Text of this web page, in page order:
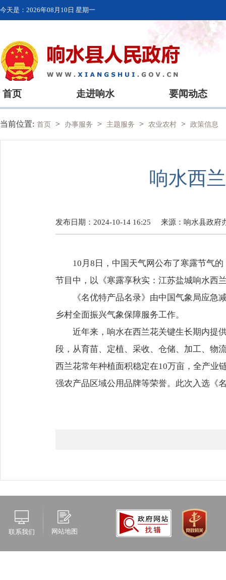
今天是： 2026年08月10日 星期一
首页 走进响水 要闻动态
当前位置: 首页 > 办事服务 > 主题服务 > 农业农村 > 政策信息
响水西
发布日期：2024-10-14 16:25 来源： 响水县政府
10月8日，中国天气网公布了寒露节气
节目中，以《寒露享秋实：江苏盐城响水西
《名优特产品名录》由中国气象局应
乡村全面振兴气象保障服务工作。
近年来，响水在西兰花关键生长期内提
段，从育苗、定植、采收、仓储、加工、物
西兰花常年种植面积稳定在10万亩，全产业
强农产品区域公用品牌等荣誉。此次入选《
联系我们 网站地图